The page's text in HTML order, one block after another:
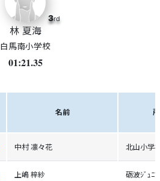
3rd
林 夏海
白馬南小学校
01:21.35
名前
中村 凛々花 北山小学
上嶋 梓紗 砺波ｼﾞｭﾆｱ